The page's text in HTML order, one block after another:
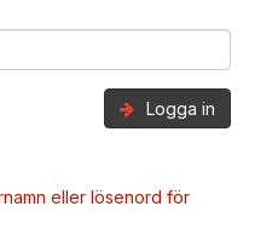
Logga in
eller lösenord för